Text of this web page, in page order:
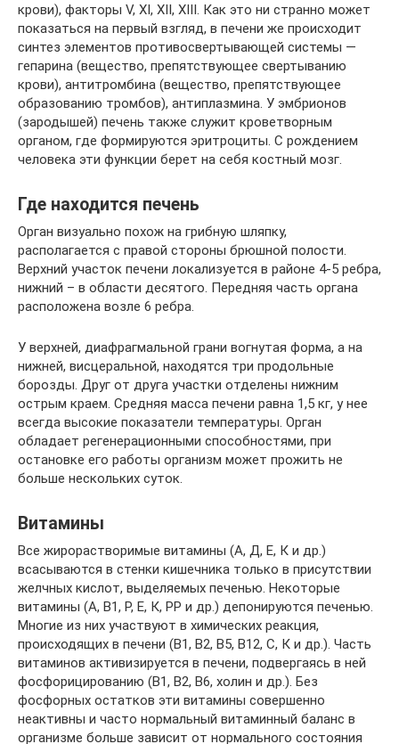
крови), факторы V, XI, XII, XIII. Как это ни странно может
показаться на первый взгляд, в печени же происходит
синтез элементов противосвертывающей системы —
гепарина (вещество, препятствующее свертыванию
крови), антитромбина (вещество, препятствующее
образованию тромбов), антиплазмина. У эмбрионов
(зародышей) печень также служит кроветворным
органом, где формируются эритроциты. С рождением
человека эти функции берет на себя костный мозг.
Где находится печень
Орган визуально похож на грибную шляпку,
располагается с правой стороны брюшной полости.
Верхний участок печени локализуется в районе 4-5 ребра,
нижний – в области десятого. Передняя часть органа
расположена возле 6 ребра.
У верхней, диафрагмальной грани вогнутая форма, а на
нижней, висцеральной, находятся три продольные
борозды. Друг от друга участки отделены нижним
острым краем. Средняя масса печени равна 1,5 кг, у нее
всегда высокие показатели температуры. Орган
обладает регенерационными способностями, при
остановке его работы организм может прожить не
больше нескольких суток.
Витамины
Все жирорастворимые витамины (А, Д, Е, К и др.)
всасываются в стенки кишечника только в присутствии
желчных кислот, выделяемых печенью. Некоторые
витамины (А, В1, Р, Е, К, РР и др.) депонируются печенью.
Многие из них участвуют в химических реакция,
происходящих в печени (В1, В2, В5, В12, С, К и др.). Часть
витаминов активизируется в печени, подвергаясь в ней
фосфорицированию (В1, В2, В6, холин и др.). Без
фосфорных остатков эти витамины совершенно
неактивны и часто нормальный витаминный баланс в
организме больше зависит от нормального состояния